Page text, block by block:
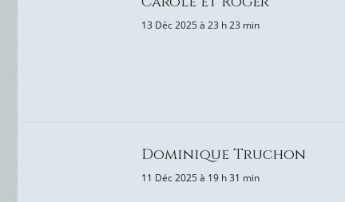
13 Déc 2025 à 23 h 23 min
Dominique Truchon
11 Déc 2025 à 19 h 31 min